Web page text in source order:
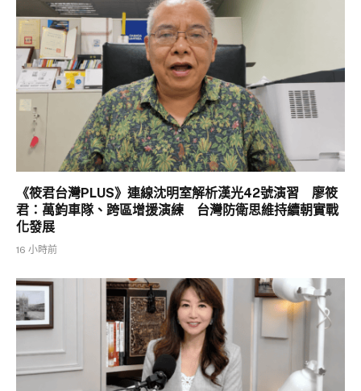
《筱君台灣PLUS》連線沈明室解析漢光42號演習 廖筱
君：萬鈞車隊、跨區增援演練 台灣防衛思維持續朝實戰
化發展
16 小時前